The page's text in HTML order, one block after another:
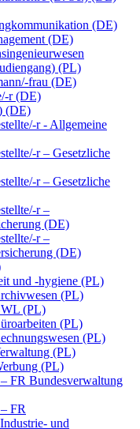
(DE)
(DE)
(PL)
frau (DE)
r (DE)
(DE)
r - Allgemeine
r – Gesetzliche
r – Gesetzliche
r –
(DE)
r –
(DE)
und -hygiene (PL)
(PL)
(PL)
(PL)
(PL)
(PL)
(PL)
FR Bundesverwaltung
FR
und